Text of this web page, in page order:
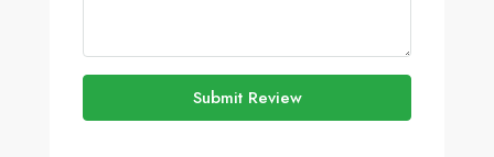
Submit Review